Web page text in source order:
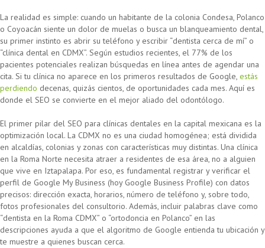
La realidad es simple: cuando un habitante de la colonia Condesa, Polanco
o Coyoacán siente un dolor de muelas o busca un blanqueamiento dental,
su primer instinto es abrir su teléfono y escribir “dentista cerca de mí” o
“clínica dental en CDMX”. Según estudios recientes, el 77% de los
pacientes potenciales realizan búsquedas en línea antes de agendar una
cita. Si tu clínica no aparece en los primeros resultados de Google, estás
perdiendo decenas, quizás cientos, de oportunidades cada mes. Aquí es
donde el SEO se convierte en el mejor aliado del odontólogo.
El primer pilar del SEO para clínicas dentales en la capital mexicana es la
optimización local. La CDMX no es una ciudad homogénea; está dividida
en alcaldías, colonias y zonas con características muy distintas. Una clínica
en la Roma Norte necesita atraer a residentes de esa área, no a alguien
que vive en Iztapalapa. Por eso, es fundamental registrar y verificar el
perfil de Google My Business (hoy Google Business Profile) con datos
precisos: dirección exacta, horarios, número de teléfono y, sobre todo,
fotos profesionales del consultorio. Además, incluir palabras clave como
“dentista en la Roma CDMX” o “ortodoncia en Polanco” en las
descripciones ayuda a que el algoritmo de Google entienda tu ubicación y
te muestre a quienes buscan cerca.